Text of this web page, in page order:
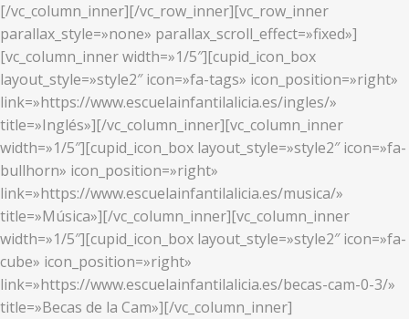
[/vc_column_inner][/vc_row_inner][vc_row_inner
parallax_style=»none» parallax_scroll_effect=»fixed»]
[vc_column_inner width=»1/5″][cupid_icon_box
layout_style=»style2″ icon=»fa-tags» icon_position=»right»
link=»https://www.escuelainfantilalicia.es/ingles/»
title=»Inglés»][/vc_column_inner][vc_column_inner
width=»1/5″][cupid_icon_box layout_style=»style2″ icon=»fa-
bullhorn» icon_position=»right»
link=»https://www.escuelainfantilalicia.es/musica/»
title=»Música»][/vc_column_inner][vc_column_inner
width=»1/5″][cupid_icon_box layout_style=»style2″ icon=»fa-
cube» icon_position=»right»
link=»https://www.escuelainfantilalicia.es/becas-cam-0-3/»
title=»Becas de la Cam»][/vc_column_inner]